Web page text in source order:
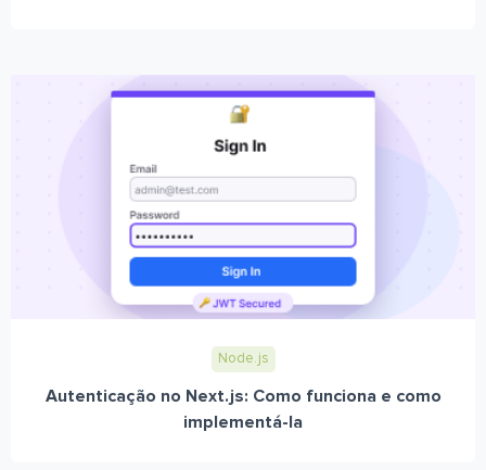
Node.js
Autenticação no Next.js: Como funciona e como
implementá-la